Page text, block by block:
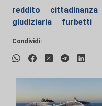
reddito cittadinanza
giudiziaria
furbetti
Condividi: